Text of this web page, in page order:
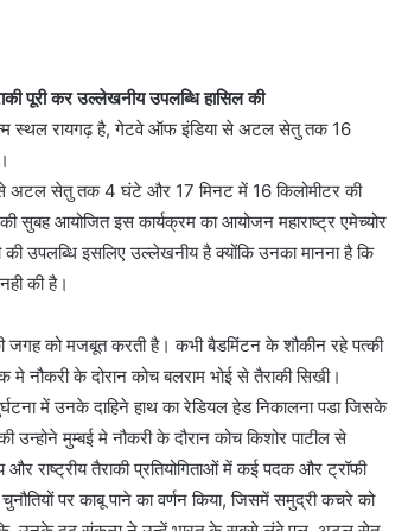
कर उल्लेखनीय उपलब्धि हासिल की
जन्म स्थल रायगढ़ है, गेटवे ऑफ इंडिया से अटल सेतु तक 16
से अटल सेतु तक 4 घंटे और 17 मिनट में 16 किलोमीटर की
सुबह आयोजित इस कार्यक्रम का आयोजन महाराष्ट्र एमेच्योर
की उपलब्धि इसलिए उल्लेखनीय है क्योंकि उनका मानना है कि
की है।
को मजबूत करती है। कभी बैडमिंटन के शौकीन रहे पत्की
नौकरी के दोरान कोच बलराम भोई से तैराकी सिखी।
में उनके दाहिने हाथ का रेडियल हेड निकालना पडा जिसके
मुम्बई मे नौकरी के दौरान कोच किशोर पाटील से
राष्ट्रीय तैराकी प्रतियोगिताओं में कई पदक और ट्रॉफी
पर काबू पाने का वर्णन किया, जिसमें समुद्री कचरे को